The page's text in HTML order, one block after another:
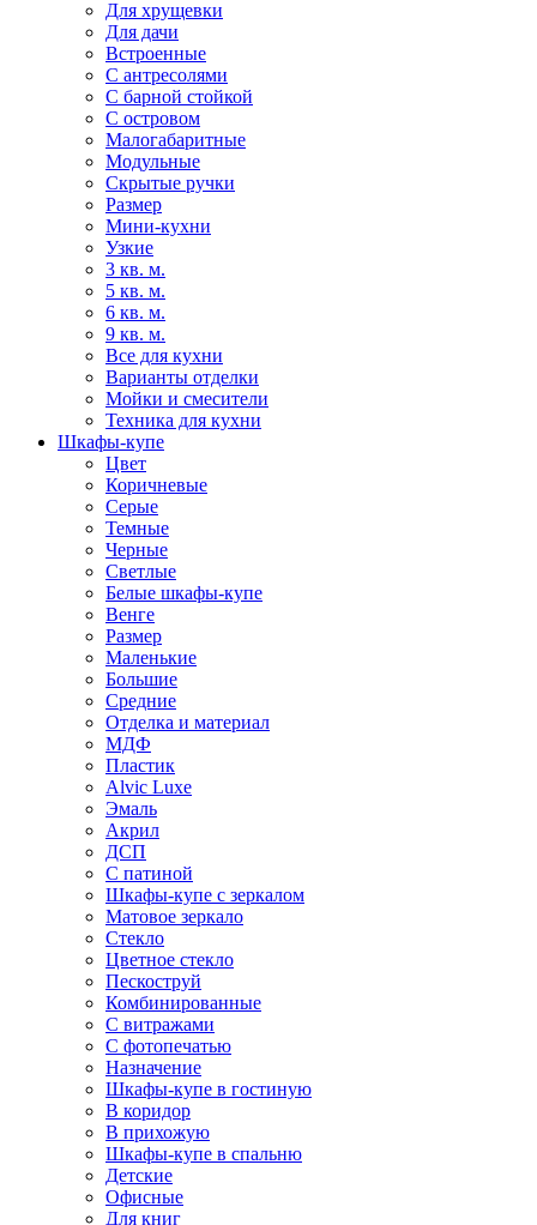
Для хрущевки
Для дачи
Встроенные
С антресолями
С барной стойкой
С островом
Малогабаритные
Модульные
Скрытые ручки
Размер
Мини-кухни
Узкие
3 кв. м.
5 кв. м.
6 кв. м.
9 кв. м.
Все для кухни
Варианты отделки
Мойки и смесители
Техника для кухни
Шкафы-купе
Цвет
Коричневые
Серые
Темные
Черные
Светлые
Белые шкафы-купе
Венге
Размер
Маленькие
Большие
Средние
Отделка и материал
МДФ
Пластик
Alvic Luxe
Эмаль
Акрил
ДСП
С патиной
Шкафы-купе с зеркалом
Матовое зеркало
Стекло
Цветное стекло
Пескоструй
Комбинированные
С витражами
С фотопечатью
Назначение
Шкафы-купе в гостиную
В коридор
В прихожую
Шкафы-купе в спальню
Детские
Офисные
Для книг